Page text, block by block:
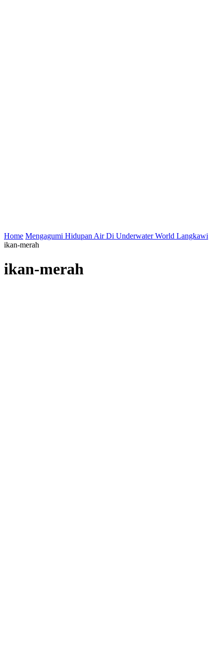
Home Mengagumi Hidupan Air Di Underwater World Langkawi
ikan-merah
ikan-merah